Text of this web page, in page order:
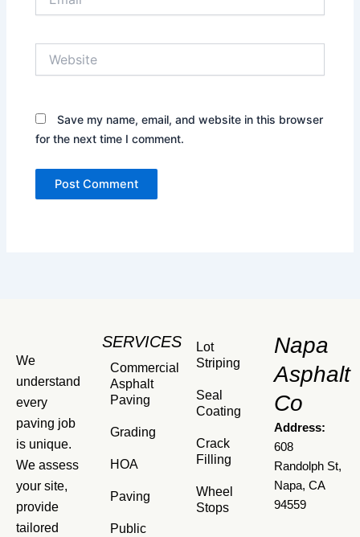
Save my name, email, and website in this browser
for the next time I comment.
We
understand
every
paving job
is unique.
We assess
your site,
provide
tailored
SERVICES
Commercial
Asphalt
Paving
Grading
HOA
Paving
Public
Lot
Striping
Seal
Coating
Crack
Filling
Wheel
Stops
Napa
Asphalt
Co
Address:
608
Randolph St,
Napa, CA
94559